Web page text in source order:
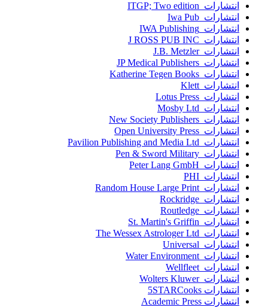
انتشارات ITGP; Two edition
انتشارات Iwa Pub
انتشارات IWA Publishing
انتشارات J ROSS PUB INC
انتشارات J.B. Metzler
انتشارات JP Medical Publishers
انتشارات Katherine Tegen Books
انتشارات Klett
انتشارات Lotus Press
انتشارات Mosby Ltd
انتشارات New Society Publishers
انتشارات Open University Press
انتشارات Pavilion Publishing and Media Ltd
انتشارات Pen & Sword Military
انتشارات Peter Lang GmbH
انتشارات PHI
انتشارات Random House Large Print
انتشارات Rockridge
انتشارات Routledge
انتشارات St. Martin's Griffin
انتشارات The Wessex Astrologer Ltd
انتشارات Universal
انتشارات Water Environment
انتشارات Wellfleet
انتشارات Wolters Kluwer
انتشارات 5STARCooks
انتشارات Academic Press